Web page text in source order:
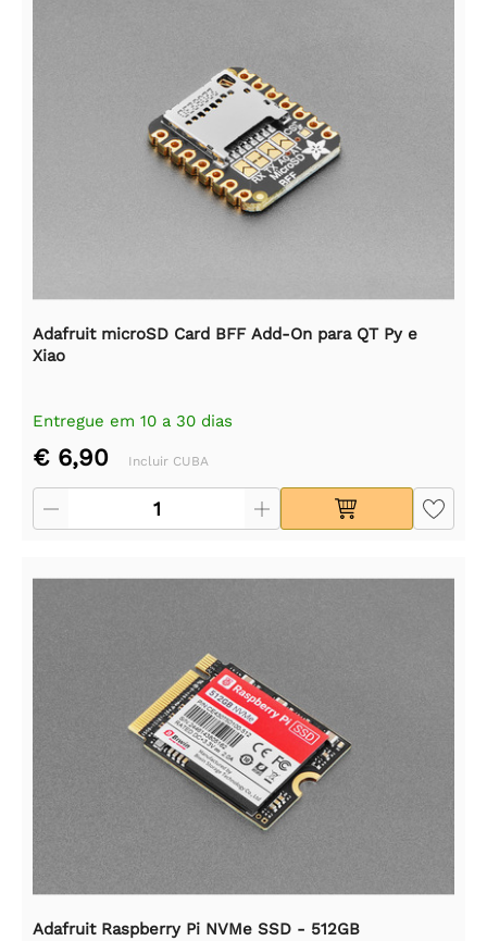
Adafruit microSD Card BFF Add-On para QT Py e
Xiao
Entregue em 10 a 30 dias
€ 6,90 Incluir CUBA
Adafruit Raspberry Pi NVMe SSD - 512GB